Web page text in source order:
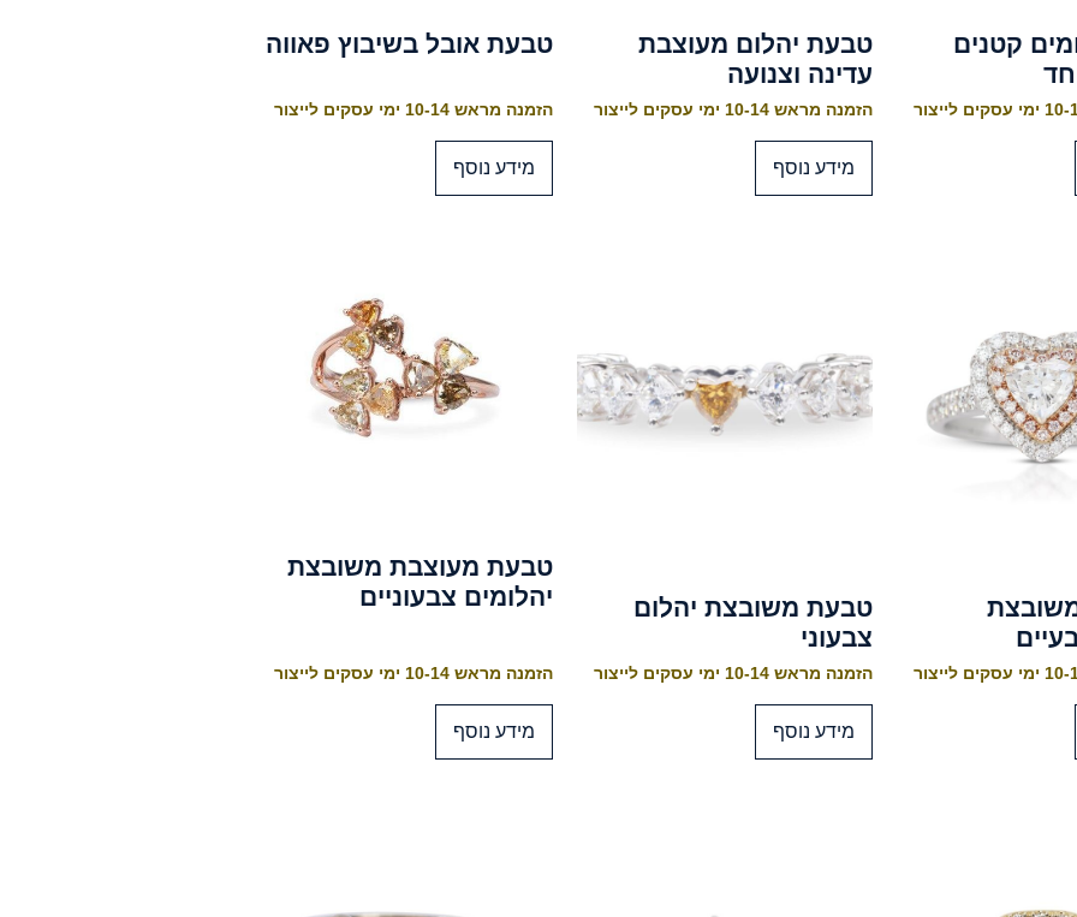
קטנים
טבעת יהלום מעוצבת
עדינה וצנועה
הזמנה מראש 10-14 ימי עסקים לייצור
מידע נוסף
טבעת אובל בשיבוץ פאווה
הזמנה מראש 10-14 ימי עסקים לייצור
מידע נוסף
טבעת משובצת יהלום
צבעוני
הזמנה מראש 10-14 ימי עסקים לייצור
מידע נוסף
טבעת מעוצבת משובצת
יהלומים צבעוניים
הזמנה מראש 10-14 ימי עסקים לייצור
מידע נוסף